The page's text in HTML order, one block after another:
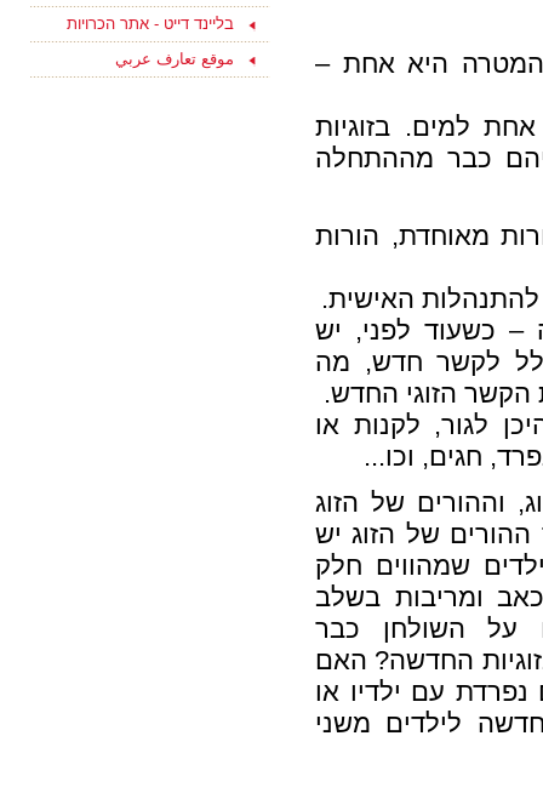
המטרה היא אחת –
למים. בזוגיות
כבר מההתחלה
מאוחדת, הורות
להתנהלות האישית.
– כשעוד לפני, יש
לקשר חדש, מה
הזוגי החדש.
לגור, לקנות או
חגים, וכו...
וההורים של הזוג
ההורים של הזוג יש
שמהווים חלק
ומריבות בשלב
על השולחן כבר
החדשה? האם
עם ילדיו או
לילדים משני
15/08/2021
ליחצו כאן והצטרפו
בליינד דייט - אתר הכרויות
موقع تعارف عربي